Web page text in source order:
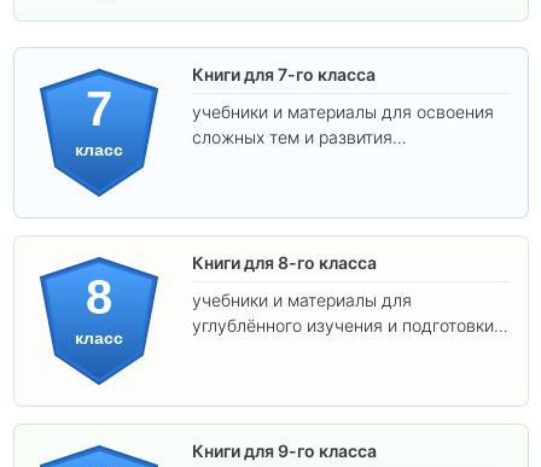
7
класс
Книги для 7-го класса
учебники и материалы для освоения
сложных тем и развития
8
класс
Книги для 8-го класса
учебники и материалы для
углублённого изучения и подготовки к
Книги для 9-го класса